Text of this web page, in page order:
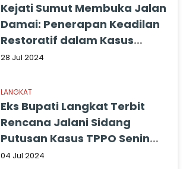
Kejati Sumut Membuka Jalan
Damai: Penerapan Keadilan
Restoratif dalam Kasus
Pidana
28 Jul 2024
LANGKAT
Eks Bupati Langkat Terbit
Rencana Jalani Sidang
Putusan Kasus TPPO Senin
Depan
04 Jul 2024